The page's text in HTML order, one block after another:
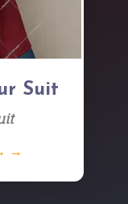
Suit
→